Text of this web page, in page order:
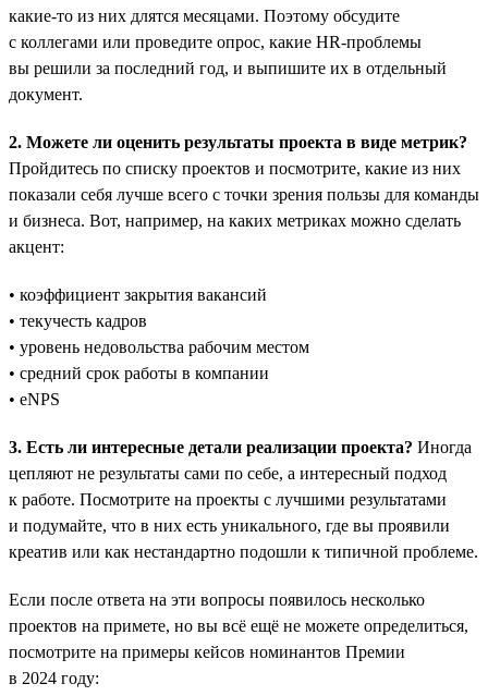
какие-то из них длятся месяцами. Поэтому обсудите
с коллегами или проведите опрос, какие HR-проблемы
вы решили за последний год, и выпишите их в отдельный
документ.
2. Можете ли оценить результаты проекта в виде метрик?
Пройдитесь по списку проектов и посмотрите, какие из них
показали себя лучше всего с точки зрения пользы для команды
и бизнеса. Вот, например, на каких метриках можно сделать
акцент:
• коэффициент закрытия вакансий
• текучесть кадров
• уровень недовольства рабочим местом
• средний срок работы в компании
• eNPS
3. Есть ли интересные детали реализации проекта? Иногда
цепляют не результаты сами по себе, а интересный подход
к работе. Посмотрите на проекты с лучшими результатами
и подумайте, что в них есть уникального, где вы проявили
креатив или как нестандартно подошли к типичной проблеме.
Если после ответа на эти вопросы появилось несколько
проектов на примете, но вы всё ещё не можете определиться,
посмотрите на примеры кейсов номинантов Премии
в 2024 году: